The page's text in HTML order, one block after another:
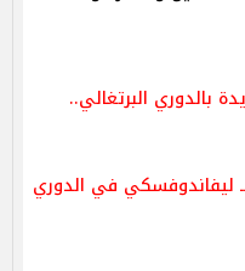
البرتغالي..
ليفاندوفسكي في الدوري